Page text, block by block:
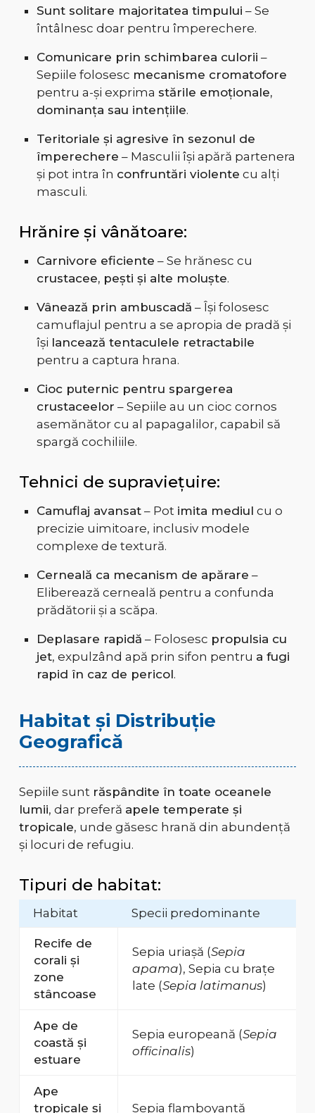
Sunt solitare majoritatea timpului – Se
întâlnesc doar pentru împerechere.
Comunicare prin schimbarea culorii –
Sepiile folosesc mecanisme cromatofore
pentru a-și exprima stările emoționale,
dominanța sau intențiile.
Teritoriale și agresive în sezonul de
împerechere – Masculii își apără partenera
și pot intra în confruntări violente cu alți
masculi.
Hrănire și vânătoare:
Carnivore eficiente – Se hrănesc cu
crustacee, pești și alte moluște.
Vânează prin ambuscadă – Își folosesc
camuflajul pentru a se apropia de pradă și
își lancează tentaculele retractabile
pentru a captura hrana.
Cioc puternic pentru spargerea
crustaceelor – Sepiile au un cioc cornos
asemănător cu al papagalilor, capabil să
spargă cochiliile.
Tehnici de supraviețuire:
Camuflaj avansat– Pot imita mediul cu o
precizie uimitoare, inclusiv modele
complexe de textură.
Cerneală ca mecanism de apărare –
Eliberează cerneală pentru a confunda
prădătorii și a scăpa.
Deplasare rapidă – Folosesc propulsia cu
jet, expulzând apă prin sifon pentru a fugi
rapid în caz de pericol.
Habitat și Distribuție
Geografică
Sepiile sunt răspândite în toate oceanele
lumii, dar preferă apele temperate și
tropicale, unde găsesc hrană din abundență
și locuri de refugiu.
Tipuri de habitat:
Habitat Specii predominante
Recife de
corali și
zone
stâncoase
Sepia uriașă (Sepia
apama), Sepia cu brațe
late (Sepia latimanus)
Ape de
coastă și
estuare
Sepia europeană (Sepia
officinalis)
Ape
tropicale și
Sepia flamboyantă